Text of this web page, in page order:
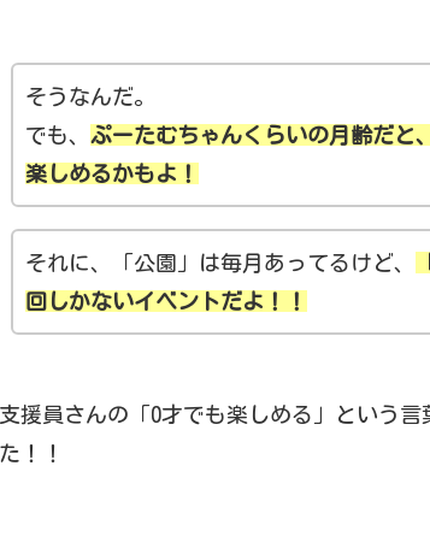
そうなんだ。
でも、 ぷーたむちゃんくらいの月齢だと
楽しめるかもよ！
それに、「公園」は毎月あってるけど、
回しかないイベントだよ！！
援員さんの「0才でも楽しめる」という
！！